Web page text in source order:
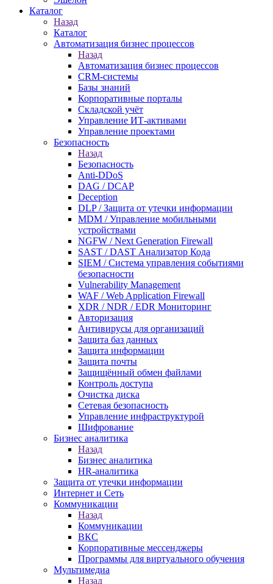
Каталог
Назад
Каталог
Автоматизация бизнес процессов
Назад
Автоматизация бизнес процессов
CRM-системы
Базы знаний
Корпоративные порталы
Складской учёт
Управление ИТ-активами
Управление проектами
Безопасность
Назад
Безопасность
Anti-DDoS
DAG / DCAP
Deception
DLP / Защита от утечки информации
MDM / Управление мобильными
устройствами
NGFW / Next Generation Firewall
SAST / DAST Анализатор Кода
SIEM / Система управления событиями
безопасности
Vulnerability Management
WAF / Web Application Firewall
XDR / NDR / EDR Мониторинг
Авторизация
Антивирусы для организаций
Защита баз данных
Защита информации
Защита почты
Защищённый обмен файлами
Контроль доступа
Очистка диска
Сетевая безопасность
Управление инфраструктурой
Шифрование
Бизнес аналитика
Назад
Бизнес аналитика
HR-аналитика
Защита от утечки информации
Интернет и Сеть
Коммуникации
Назад
Коммуникации
ВКС
Корпоративные мессенджеры
Программы для виртуального обучения
Мультимедиа
Назад